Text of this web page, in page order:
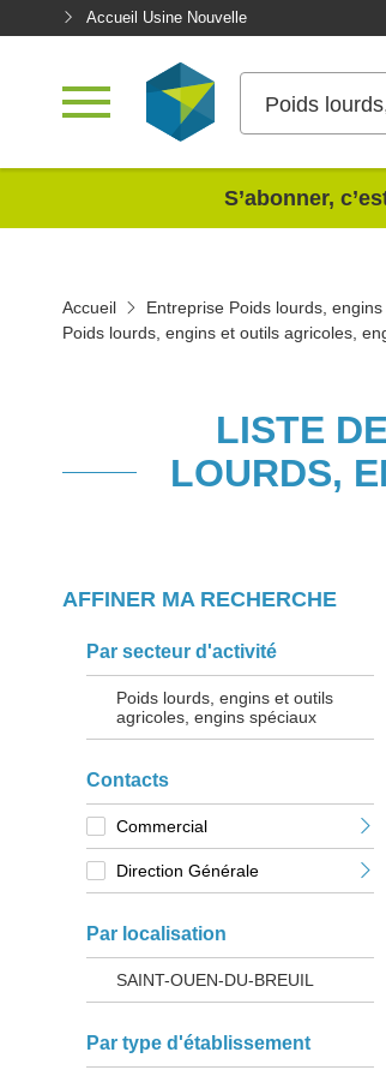
Accueil Usine Nouvelle
S’abonner,
Accueil Entreprise Poids lourds,
Poids lourds, engins et outils agricoles,
LISTE
LOURDS,
AFFINER MA RECHERCHE
Par secteur d'activité
Poids lourds, engins et outils
agricoles, engins spéciaux
Contacts
Commercial
Direction Générale
Par localisation
SAINT-OUEN-DU-BREUIL
Par type d'établissement